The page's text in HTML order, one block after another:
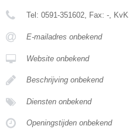
Tel: 0591-351602 , Fax: - ,
E-mailadres onbekend
Website onbekend
Beschrijving onbekend
Diensten onbekend
Openingstijden onbekend